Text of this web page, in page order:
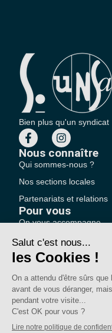
Bien plus qu'un syndicat
Nous connaître
Qui sommes-nous ?
Nos sections locales
Partenariats et relations
Pour vous
On vous accompagne
Pourquoi adhérer ?
Votre section locale
FAQ
Nous contacter
Votre espace